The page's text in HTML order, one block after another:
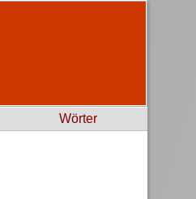
Wörter